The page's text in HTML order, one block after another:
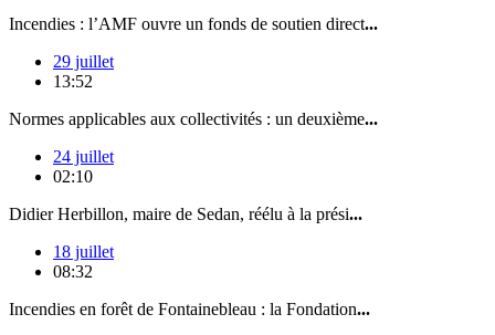
Incendies : l’AMF ouvre un fonds de soutien direct...
29 juillet
13:52
Normes applicables aux collectivités : un deuxième...
24 juillet
02:10
Didier Herbillon, maire de Sedan, réélu à la prési...
18 juillet
08:32
Incendies en forêt de Fontainebleau : la Fondation...